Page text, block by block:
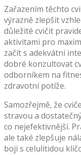
Zařazením těchto
výrazně zlepšit
důležité cvičit
aktivitami pro
začít s adekvátní
dobré konzultovat
odborníkem na
zdravotní potíže.
Samozřejmě, že
stravou a
co nejefektivnější.
ale také zlepšuje
boji s celulitidou